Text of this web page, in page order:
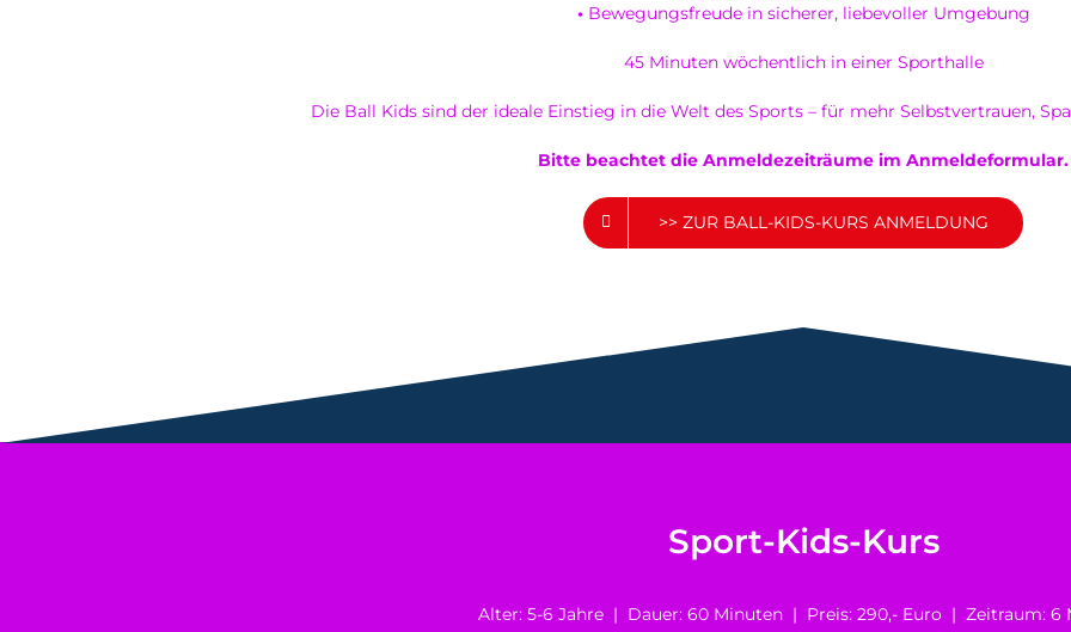
•Bewegungsfreude in sicherer, liebevoller Umgebung
45 Minuten wöchentlich in einer Sporthalle
Die Ball Kids sind der ideale Einstieg in die Welt des Sports – für mehr Selbstvertrauen,
Bitte beachtet die Anmeldezeiträume im Anmeldeformular.
>> ZUR BALL-KIDS-KURS ANMELDUNG
Sport-Kids-Kurs
Alter: 5-6 Jahre | Dauer: 60 Minuten | Preis: 290,- Euro | Zeitraum: 6